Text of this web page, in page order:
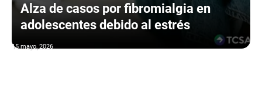
Alza de casos por fibromialgia en
adolescentes debido al estrés
15 mayo, 2026